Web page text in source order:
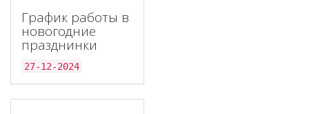
График работы в
новогодние
празднинки
27-12-2024